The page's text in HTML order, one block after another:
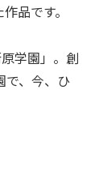
品です。
学園」。創
で、今、ひ